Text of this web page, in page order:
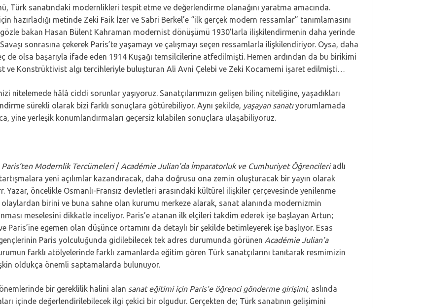
Türk sanatındaki modernlikleri tespit etme ve değerlendirme olanağını yaratma amacında.
hazırladığı metinde Zeki Faik İzer ve Sabri Berkel’e “ilk gerçek modern ressamlar” tanımlamasını
bakan Hasan Bülent Kahraman modernist dönüşümü 1930’larla ilişkilendirmenin daha yerinde
sonrasına çekerek Paris’te yaşamayı ve çalışmayı seçen ressamlarla ilişkilendiriyor. Oysa, daha
de olsa başarıyla ifade eden 1914 Kuşağı temsilcilerine atfedilmişti. Hemen ardından da bu birikimi
ve Konstrüktivist algı tercihleriyle buluşturan Ali Avni Çelebi ve Zeki Kocamemi işaret edilmişti…
nitelemede hâlâ ciddi sorunlar yaşıyoruz. Sanatçılarımızın gelişen bilinç niteliğine, yaşadıkları
sürekli olarak bizi farklı sonuçlara götürebiliyor. Aynı şekilde, yaşayan sanatıyorumlamada
yine yerleşik konumlandırmaları geçersiz kılabilen sonuçlara ulaşabiliyoruz.
Paris’ten Modernlik Tercümeleri/ Académie Julian’da İmparatorluk ve Cumhuriyet Öğrencileriadlı
yeni açılımlar kazandıracak, daha doğrusu ona zemin oluşturacak bir yayın olarak
Yazar, öncelikle Osmanlı-Fransız devletleri arasındaki kültürel ilişkiler çerçevesinde yenilenme
birini ve buna sahne olan kurumu merkeze alarak, sanat alanında modernizmin
meselesini dikkatle inceliyor. Paris’e atanan ilk elçileri takdim ederek işe başlayan Artun;
Paris’ine egemen olan düşünce ortamını da detaylı bir şekilde betimleyerek işe başlıyor. Esas
Paris yolculuğunda gidilebilecek tek adres durumunda görünen Académie Julian’a
farklı atölyelerinde farklı zamanlarda eğitim gören Türk sanatçılarını tanıtarak resmimizin
oldukça önemli saptamalarda bulunuyor.
bir gereklilik halini alan sanat eğitimi için Paris’e öğrenci gönderme girişimi, aslında
içinde değerlendirilebilecek ilgi çekici bir olgudur. Gerçekten de; Türk sanatının gelişimini